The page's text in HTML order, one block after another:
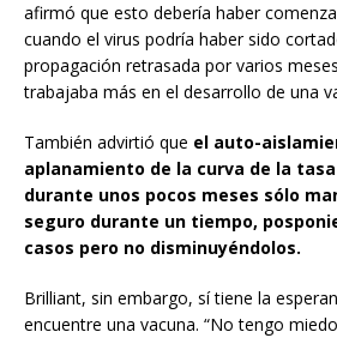
afirmó que esto debería haber
cuando el virus podría haber sido
propagación retrasada por varios
trabajaba más en el desarrollo de una
También advirtió que el auto-
aplanamiento de la curva de la
durante unos pocos meses sólo
seguro durante un tiempo,
casos pero no disminuyéndolos.
Brilliant, sin embargo, sí tiene la
encuentre una vacuna. “No tengo